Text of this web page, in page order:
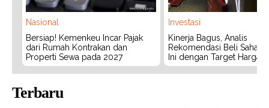
Nasional
Bersiap! Kemenkeu Incar Pajak
dari Rumah Kontrakan dan
Properti Sewa pada 2027
Investasi
Kinerja Bagus, Analis
Rekomendasi Beli Saham
Ini dengan Target Harga
Terbaru